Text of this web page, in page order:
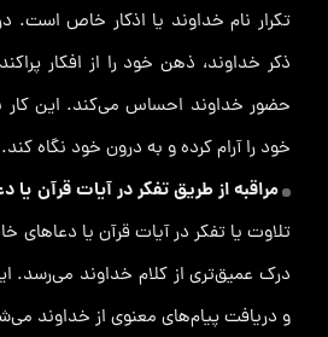
تکرار نام خداوند یا اذکار خاص است.
ذکر خداوند، ذهن خود را از افکار
حضور خداوند احساس می‌کند. این کار
خود را آرام کرده و به درون خود نگاه کند.
مراقبه از طریق تفکر در آیات قرآن یا
تلاوت یا تفکر در آیات قرآن یا
درک عمیق‌تری از کلام خداوند می‌رسد.
و دریافت پیام‌های معنوی از خداوند